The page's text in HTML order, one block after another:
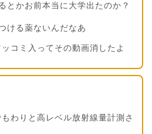
とかお前本当に大学出たのか？
ける薬ないんだなあ
コミ入ってその動画消したよ
わりと高レベル放射線量計測さ